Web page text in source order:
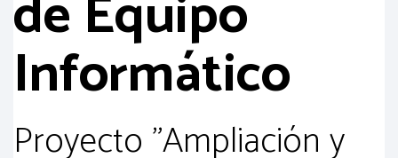
Informático
Proyecto "Ampliación y